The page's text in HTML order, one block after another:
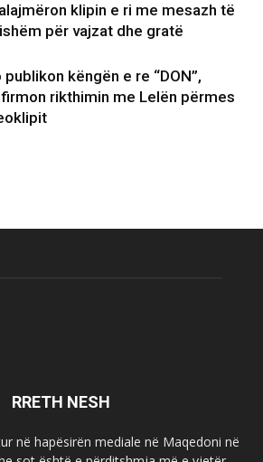
klipin e ri me mesazh të
për vajzat dhe gratë
publikon këngën e re “DON”,
rikthimin me Lelën përmes
RRETH NESH
në hapësirën mediale në Maqedoni në